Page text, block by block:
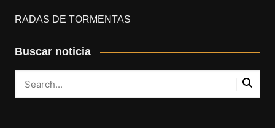
RADAS DE TORMENTAS
Buscar noticia